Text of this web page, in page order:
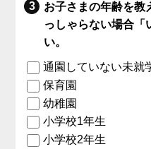
お子さまの年齢を教
っしゃらない場合「
い。
通園していない未就
保育園
幼稚園
小学校1年生
小学校2年生